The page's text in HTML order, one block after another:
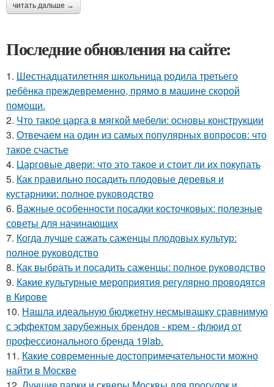
читать дальше →
Последние обновления на сайте:
1. Шестнадцатилетняя школьница родила третьего
ребёнка преждевременно, прямо в машине скорой
помощи.
2. Что такое царга в мягкой мебели: основы конструкции
3. Отвечаем на один из самых популярных вопросов: что
такое счастье
4. Царговые двери: что это такое и стоит ли их покупать
5. Как правильно посадить плодовые деревья и
кустарники: полное руководство
6. Важные особенности посадки косточковых: полезные
советы для начинающих
7. Когда лучше сажать саженцы плодовых культур:
полное руководство
8. Как выбрать и посадить саженцы: полное руководство
9. Какие культурные мероприятия регулярно проводятся
в Кирове
10. Нашла идеальную бюджетну несмывашку сравнимую
с эффектом зарубежных брендов - крем - флюид от
профессионального бренда 19lab.
11. Какие современные достопримечательности можно
найти в Москве